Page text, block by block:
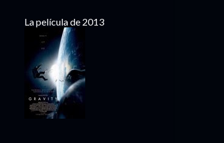
La película de 2013